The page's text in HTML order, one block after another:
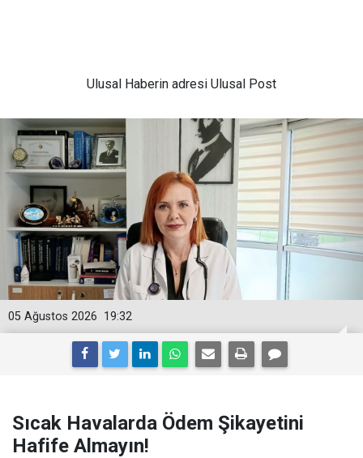
Ulusal Haberin adresi Ulusal Post
19:32
05 Ağustos 2026
Sıcak Havalarda Ödem Şikayetini
Hafife Almayın!